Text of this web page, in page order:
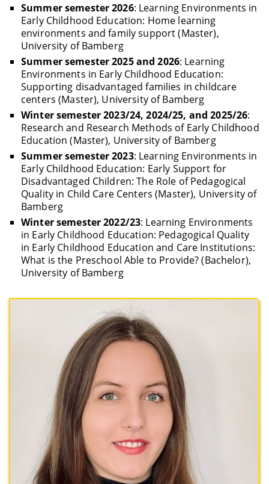
Summer semester 2026: Learning Environments in
Early Childhood Education: Home learning
environments and family support (Master),
University of Bamberg
Summer semester 2025 and 2026: Learning
Environments in Early Childhood Education:
Supporting disadvantaged families in childcare
centers (Master), University of Bamberg
Winter semester 2023/24, 2024/25, and 2025/26:
Research and Research Methods of Early Childhood
Education (Master), University of Bamberg
Summer semester 2023: Learning Environments in
Early Childhood Education: Early Support for
Disadvantaged Children: The Role of Pedagogical
Quality in Child Care Centers (Master), University of
Bamberg
Winter semester 2022/23: Learning Environments
in Early Childhood Education: Pedagogical Quality
in Early Childhood Education and Care Institutions:
What is the Preschool Able to Provide? (Bachelor),
University of Bamberg